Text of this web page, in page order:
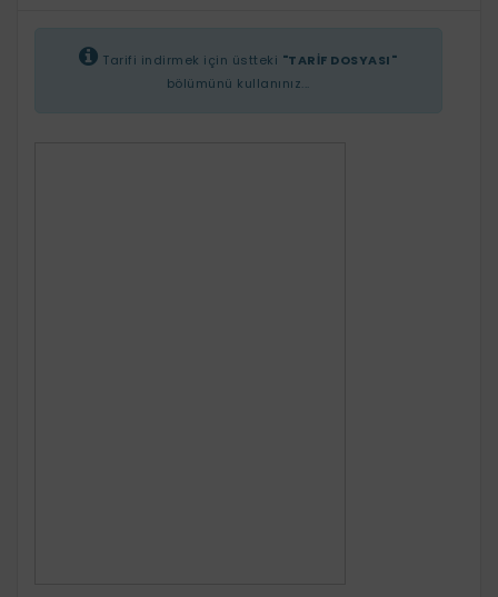
Tarifi indirmek için üstteki "TARİF DOSYASI"
bölümünü kullanınız...